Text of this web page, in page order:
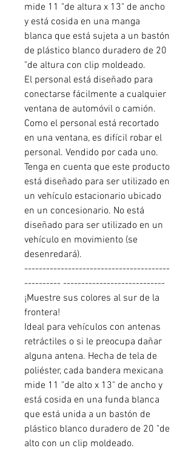
mide 11 "de altura x 13" de ancho
y está cosida en una manga
blanca que está sujeta a un bastón
de plástico blanco duradero de 20
"de altura con clip moldeado.
El personal está diseñado para
conectarse fácilmente a cualquier
ventana de automóvil o camión.
Como el personal está recortado
en una ventana, es difícil robar el
personal. Vendido por cada uno.
Tenga en cuenta que este producto
está diseñado para ser utilizado en
un vehículo estacionario ubicado
en un concesionario. No está
diseñado para ser utilizado en un
vehículo en movimiento (se
desenredará).
----------------------------------------
---------- ----------------------------
¡Muestre sus colores al sur de la
frontera!
Ideal para vehículos con antenas
retráctiles o si le preocupa dañar
alguna antena. Hecha de tela de
poliéster, cada bandera mexicana
mide 11 "de alto x 13" de ancho y
está cosida en una funda blanca
que está unida a un bastón de
plástico blanco duradero de 20 "de
alto con un clip moldeado.